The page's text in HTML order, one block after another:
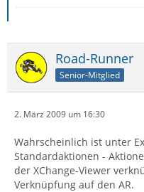
Road-Runner
Senior-Mitglied
2. März 2009 um 16:30
Wahrscheinlich ist unter
Standardaktionen -
der XChange-Viewer
Verknüpfung auf den AR.